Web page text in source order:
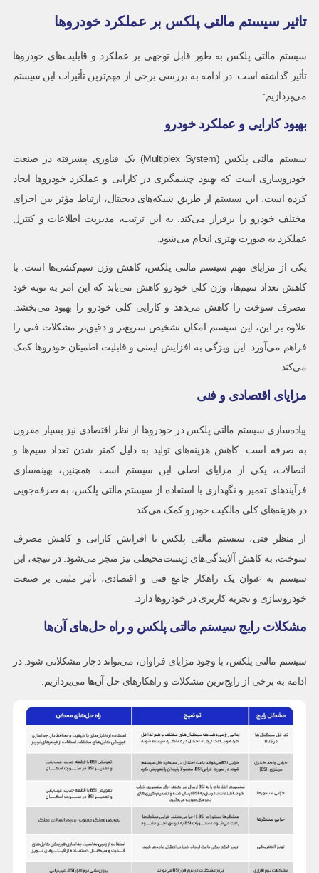
تاثیر سیستم مالتی پلکس بر عملکرد خودروها
سیستم مالتی پلکس به طور قابل توجهی بر عملکرد و قابلیت‌های خودروها
تأثیر گذاشته است. در ادامه به بررسی برخی از مهم‌ترین تأثیرات این سیستم
می‌پردازیم:
بهبود کارایی و عملکرد خودرو
سیستم مالتی پلکس (Multiplex System) یک فناوری پیشرفته در صنعت
خودروسازی است که بهبود چشمگیری در کارایی و عملکرد خودروها ایجاد
کرده است. این سیستم از طریق شبکه‌های دیجیتال، ارتباط مؤثر بین اجزای
مختلف خودرو را برقرار می‌کند. به این ترتیب، مدیریت اطلاعات و کنترل
عملکرد به صورت بهتری انجام می‌شود.
یکی از مزایای مهم سیستم مالتی پلکس، کاهش وزن سیم‌کشی‌ها است. با
کاهش تعداد سیم‌ها، وزن کلی خودرو کاهش می‌یابد که این امر به نوبه خود
مصرف سوخت را کاهش می‌دهد و کارایی کلی خودرو را بهبود می‌بخشد.
علاوه بر این، این سیستم امکان تشخیص سریع‌تر و دقیق‌تر مشکلات فنی را
فراهم می‌آورد. این ویژگی به افزایش ایمنی و قابلیت اطمینان خودروها کمک
می‌کند.
مزایای اقتصادی و فنی
پیاده‌سازی سیستم مالتی پلکس در خودروها از نظر اقتصادی نیز بسیار مقرون
به صرفه است. کاهش هزینه‌های تولید به دلیل کمتر شدن تعداد سیم‌ها و
اتصالات، یکی از مزایای اصلی این سیستم است. همچنین، بهینه‌سازی
فرآیندهای تعمیر و نگهداری با استفاده از سیستم مالتی پلکس، به صرفه‌جویی
در هزینه‌های کلی مالکیت خودرو کمک می‌کند.
از منظر فنی، سیستم مالتی پلکس با افزایش کارایی و کاهش مصرف
سوخت، به کاهش آلایندگی‌های زیست‌محیطی نیز منجر می‌شود. در نتیجه، این
سیستم به عنوان یک راهکار جامع فنی و اقتصادی، تأثیر مثبتی بر صنعت
خودروسازی و تجربه کاربری در خودروها دارد.
مشکلات رایج سیستم مالتی پلکس و راه حل‌های آن‌ها
سیستم مالتی پلکس، با وجود مزایای فراوان، می‌تواند دچار مشکلاتی شود. در
ادامه به برخی از رایج‌ترین مشکلات و راهکارهای حل آن‌ها می‌پردازیم: